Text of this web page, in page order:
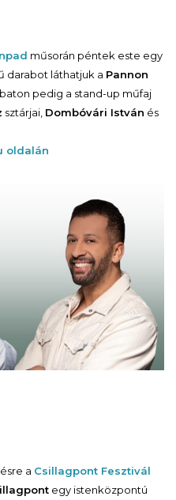
műsorán péntek este egy
darabot láthatjuk a Pannon
pedig a stand-up műfaj
sztárjai, Dombóvári István és
oldalán
a Csillagpont Fesztivál
egy istenközpontú